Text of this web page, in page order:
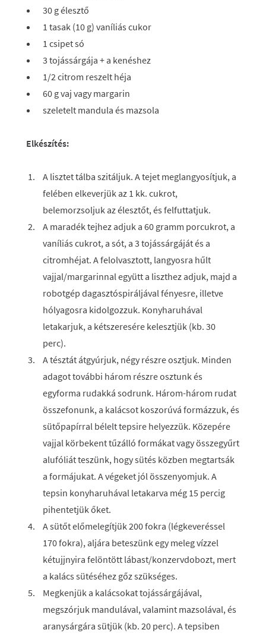
30 g élesztő
1 tasak (10 g) vaníliás cukor
1 csipet só
3 tojássárgája + a kenéshez
1/2 citrom reszelt héja
60 g vaj vagy margarin
szeletelt mandula és mazsola
Elkészítés:
A lisztet tálba szitáljuk. A tejet meglangyosítjuk, a
felében elkeverjük az 1 kk. cukrot,
belemorzsoljuk az élesztőt, és felfuttatjuk.
A maradék tejhez adjuk a 60 gramm porcukrot, a
vaníliás cukrot, a sót, a 3 tojássárgáját és a
citromhéjat. A felolvasztott, langyosra hűlt
vajjal/margarinnal együtt a liszthez adjuk, majd a
robotgép dagasztóspiráljával fényesre, illetve
hólyagosra kidolgozzuk. Konyharuhával
letakarjuk, a kétszeresére kelesztjük (kb. 30
perc).
A tésztát átgyúrjuk, négy részre osztjuk. Minden
adagot további három részre osztunk és
egyforma rudakká sodrunk. Három-három rudat
összefonunk, a kalácsot koszorúvá formázzuk, és
sütőpapírral bélelt tepsire helyezzük. Közepére
vajjal körbekent tűzálló formákat vagy összegyűrt
alufóliát teszünk, hogy sütés közben megtartsák
a formájukat. A végeket jól összenyomjuk. A
tepsin konyharuhával letakarva még 15 percig
pihentetjük őket.
A sütőt előmelegítjük 200 fokra (légkeveréssel
170 fokra), aljára beteszünk egy meleg vízzel
kétujjnyira felöntött lábast/konzervdobozt, mert
a kalács sütéséhez gőz szükséges.
Megkenjük a kalácsokat tojássárgájával,
megszórjuk mandulával, valamint mazsolával, és
aranysárgára sütjük (kb. 20 perc). A tepsiben